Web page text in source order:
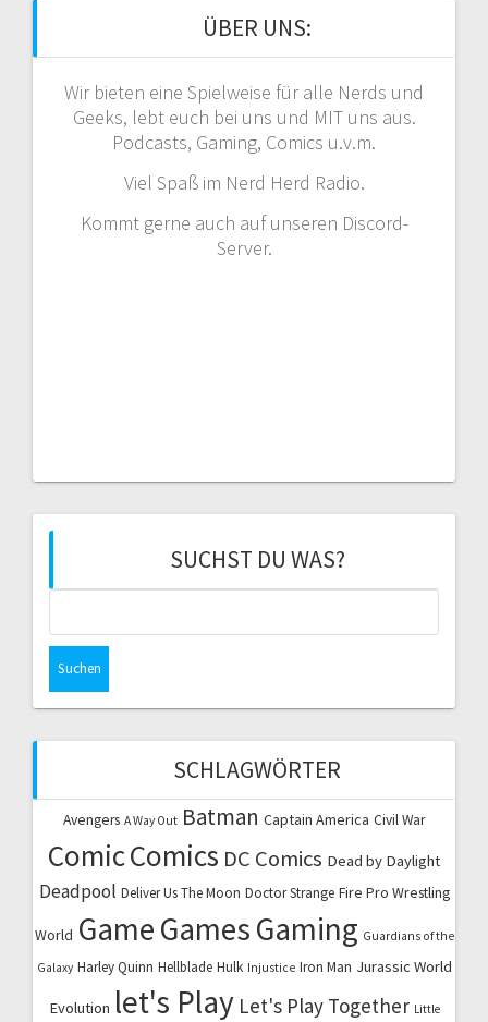
ÜBER UNS:
Wir bieten eine Spielweise für alle Nerds und
Geeks, lebt euch bei uns und MIT uns aus.
Podcasts, Gaming, Comics u.v.m.
Viel Spaß im Nerd Herd Radio.
Kommt gerne auch auf unseren Discord-
Server.
SUCHST DU WAS?
SCHLAGWÖRTER
Avengers A Way Out Batman Captain America Civil War
ComicComics DC Comics Dead by Daylight
Deadpool Deliver Us The Moon Doctor Strange Fire Pro Wrestling
World GameGamesGaming Guardians of the
Galaxy Harley Quinn Hellblade Hulk Injustice Iron Man Jurassic World
Evolution let's Play Let's Play Together Little